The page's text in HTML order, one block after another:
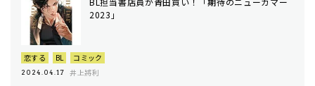
2023」
恋する BL コミック
2024.04.17 井上將利